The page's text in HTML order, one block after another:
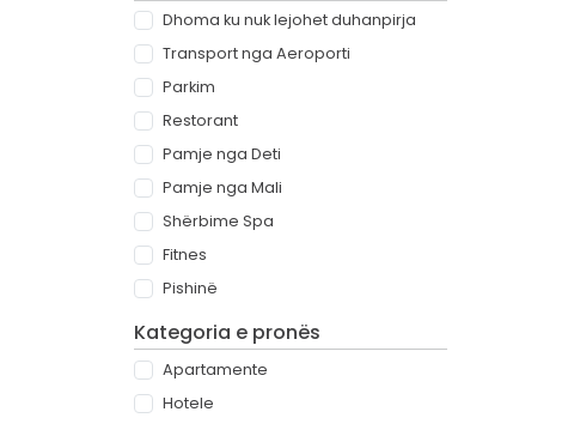
Dhoma ku nuk lejohet duhanpirja
Transport nga Aeroporti
Parkim
Restorant
Pamje nga Deti
Pamje nga Mali
Shërbime Spa
Fitnes
Pishinë
Kategoria e pronës
Apartamente
Hotele